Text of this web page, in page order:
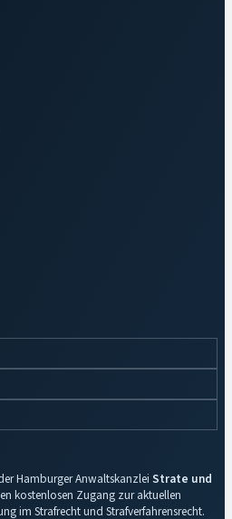
Hamburger Anwaltskanzlei Strate und
kostenlosen Zugang zur aktuellen
im Strafrecht und Strafverfahrensrecht.